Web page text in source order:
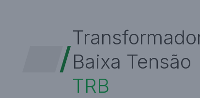
Baixa Tensão
TRB